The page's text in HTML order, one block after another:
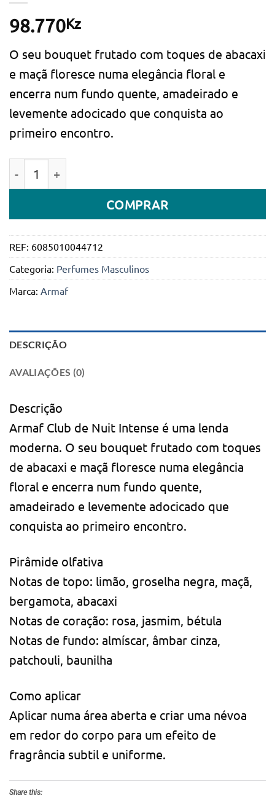
98.770Kz
O seu bouquet frutado com toques de abacaxi
e maçã floresce numa elegância floral e
encerra num fundo quente, amadeirado e
levemente adocicado que conquista ao
primeiro encontro.
COMPRAR
REF: 6085010044712
Categoria: Perfumes Masculinos
Marca: Armaf
DESCRIÇÃO
AVALIAÇÕES (0)
Descrição
Armaf Club de Nuit Intense é uma lenda
moderna. O seu bouquet frutado com toques
de abacaxi e maçã floresce numa elegância
floral e encerra num fundo quente,
amadeirado e levemente adocicado que
conquista ao primeiro encontro.
Pirâmide olfativa
Notas de topo: limão, groselha negra, maçã,
bergamota, abacaxi
Notas de coração: rosa, jasmim, bétula
Notas de fundo: almíscar, âmbar cinza,
patchouli, baunilha
Como aplicar
Aplicar numa área aberta e criar uma névoa
em redor do corpo para um efeito de
fragrância subtil e uniforme.
Share this: